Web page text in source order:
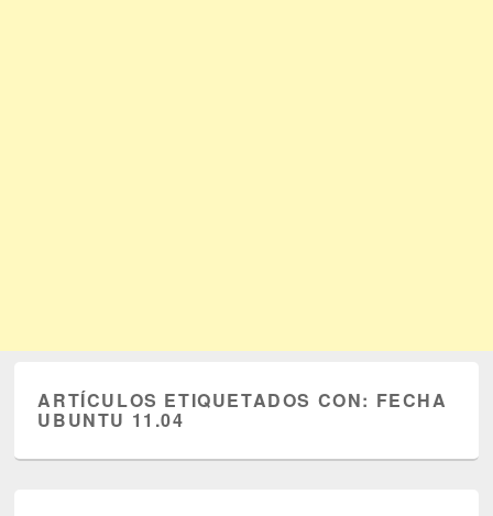
ARTÍCULOS ETIQUETADOS CON: FECHA
UBUNTU 11.04